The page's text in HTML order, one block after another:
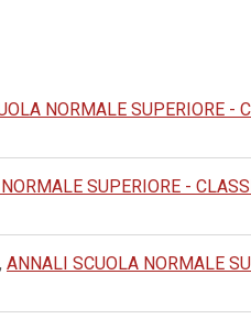
NORMALE SUPERIORE -
SUPERIORE -
, ANNALI SCUOLA NORMALE